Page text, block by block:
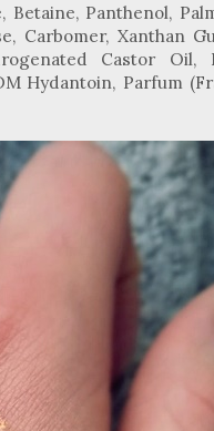
Betaine, Panthenol,
Carbomer, Xanthan
Castor Oil,
Hydantoin, Parfum